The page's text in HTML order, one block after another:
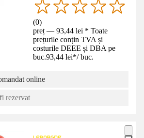
(0)
preț — 93,44 lei * Toate
prețurile conțin TVA și
costurile DEEE și DBA pe
buc.93,44 lei*/ buc.
online
rezervat